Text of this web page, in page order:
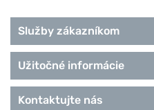
Služby zákazníkom
Užitočné informácie
Kontaktujte nás